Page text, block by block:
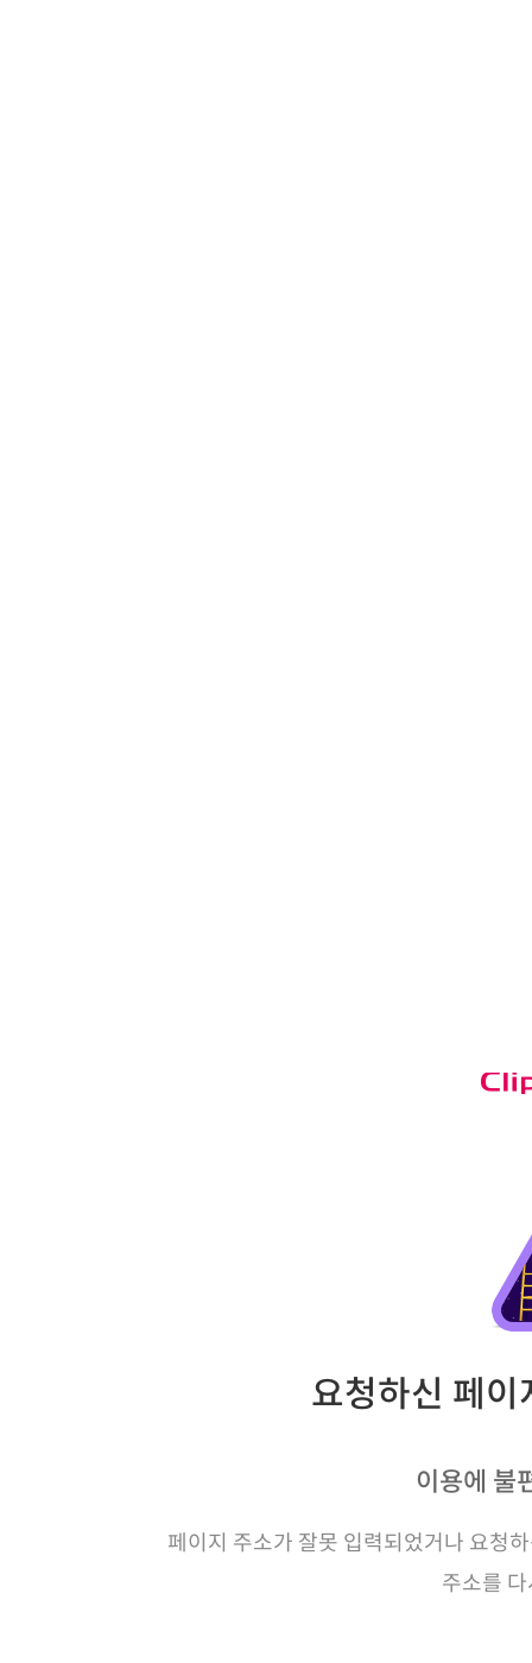
요청하신 페
이용에 불
페이지 주소가 잘못 입력되었거나 요청
주소를